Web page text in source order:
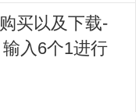
买以及下载-
入6个1进行